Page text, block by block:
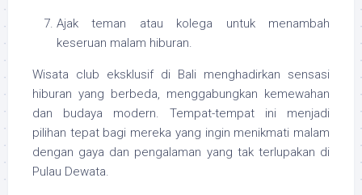
Ajak teman atau kolega untuk menambah
keseruan malam hiburan.
Wisata club eksklusif di Bali menghadirkan sensasi
hiburan yang berbeda, menggabungkan kemewahan
dan budaya modern. Tempat-tempat ini menjadi
pilihan tepat bagi mereka yang ingin menikmati malam
dengan gaya dan pengalaman yang tak terlupakan di
Pulau Dewata.